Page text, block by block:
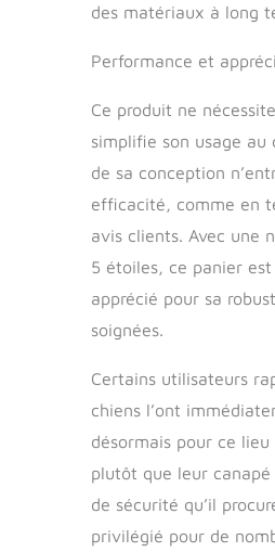
des matériaux à long
Performance et
Ce produit ne
simplifie son usage
de sa conception
efficacité, comme en
avis clients. Avec une
5 étoiles, ce panier
apprécié pour sa
soignées.
Certains utilisateurs
chiens l’ont
désormais pour ce
plutôt que leur
de sécurité qu’il
privilégié pour de